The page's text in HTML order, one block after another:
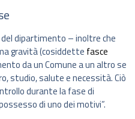
dipartimento – inoltre che
gravità (cosiddette fasce
da un Comune a un altro se
studio, salute e necessità. Ciò
durante la fase di
di uno dei motivi”.